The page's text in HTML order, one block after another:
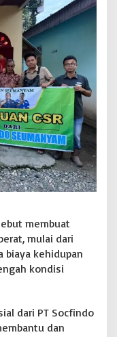
membuat
mulai dari
biaya kehidupan
kondisi
dari PT Socfindo
dan